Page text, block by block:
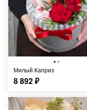
Милый Каприз
8 892₽